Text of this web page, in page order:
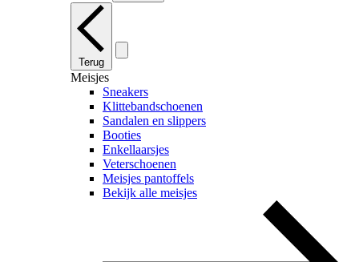
Terug
Meisjes
Sneakers
Klittebandschoenen
Sandalen en slippers
Booties
Enkellaarsjes
Veterschoenen
Meisjes pantoffels
Bekijk alle meisjes